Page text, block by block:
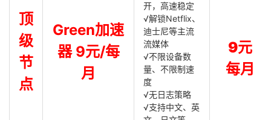
顶
级
节
点
Green加速
器 9元/每
月
开，高速稳定
√解锁Netflix、
迪士尼等主流
流媒体
√不限设备数
量、不限制速
度
√无日志策略
√支持中文、英
9元
每月